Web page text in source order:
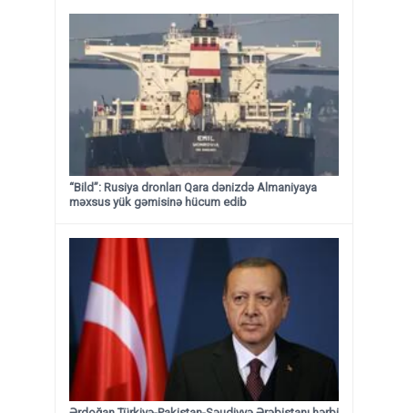
“Bild”: Rusiya dronları Qara dənizdə Almaniyaya
məxsus yük gəmisinə hücum edib